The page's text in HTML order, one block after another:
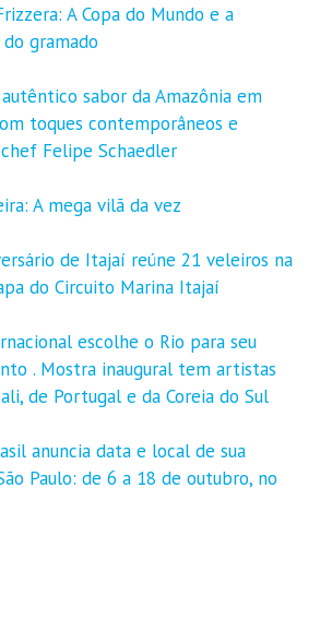
A Copa do Mundo e a
gramado
sabor da Amazônia em
toques contemporâneos e
Felipe Schaedler
A mega vilã da vez
de Itajaí reúne 21 veleiros na
do Circuito Marina Itajaí
escolhe o Rio para seu
. Mostra inaugural tem artistas
de Portugal e da Coreia do Sul
anuncia data e local de sua
Paulo: de 6 a 18 de outubro, no